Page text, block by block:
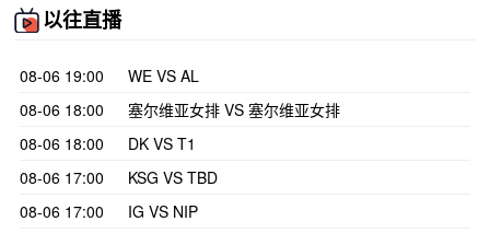
以往直播
08-06 19:00
WE VS AL
08-06 18:00
塞尔维亚女排 VS 塞尔维亚女排
08-06 18:00
DK VS T1
08-06 17:00
KSG VS TBD
08-06 17:00
IG VS NIP